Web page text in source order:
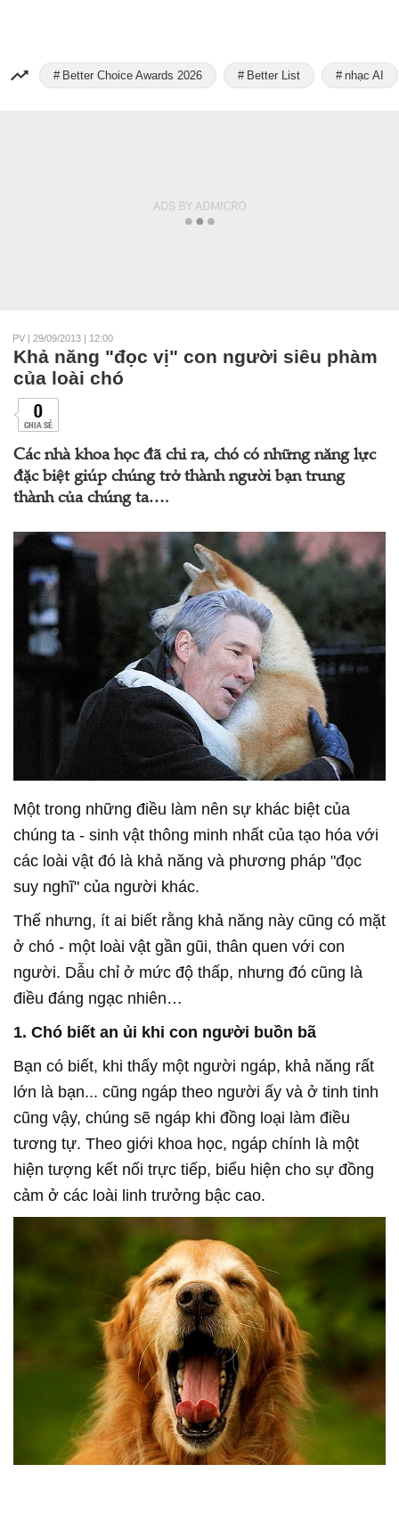
Better Choice Awards 2026 Better List nhạc AI
PV | 29/09/2013 | 12:00
Khả năng "đọc vị" con người siêu phàm
của loài chó
0
CHIA SẺ
Các nhà khoa học đã chỉ ra, chó có những năng lực
đặc biệt giúp chúng trở thành người bạn trung
thành của chúng ta….
Một trong những điều làm nên sự khác biệt của
chúng ta - sinh vật thông minh nhất của tạo hóa với
các loài vật đó là khả năng và phương pháp "đọc
suy nghĩ" của người khác.
Thế nhưng, ít ai biết rằng khả năng này cũng có mặt
ở chó - một loài vật gần gũi, thân quen với con
người. Dẫu chỉ ở mức độ thấp, nhưng đó cũng là
điều đáng ngạc nhiên…
1. Chó biết an ủi khi con người buồn bã
Bạn có biết, khi thấy một người ngáp, khả năng rất
lớn là bạn... cũng ngáp theo người ấy và ở tinh tinh
cũng vậy, chúng sẽ ngáp khi đồng loại làm điều
tương tự. Theo giới khoa học, ngáp chính là một
hiện tượng kết nối trực tiếp, biểu hiện cho sự đồng
cảm ở các loài linh trưởng bậc cao.